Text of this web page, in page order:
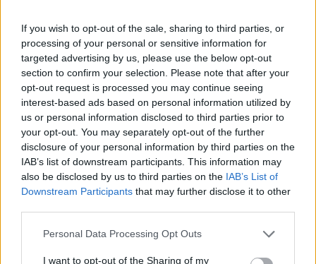
If you wish to opt-out of the sale, sharing to third parties, or
processing of your personal or sensitive information for
targeted advertising by us, please use the below opt-out
section to confirm your selection. Please note that after your
opt-out request is processed you may continue seeing
interest-based ads based on personal information utilized by
us or personal information disclosed to third parties prior to
your opt-out. You may separately opt-out of the further
disclosure of your personal information by third parties on the
IAB’s list of downstream participants. This information may
also be disclosed by us to third parties on the IAB’s List of
Downstream Participants that may further disclose it to other
Personal Data Processing Opt Outs
I want to opt-out of the Sharing of my
A gyenge második negyedéves gyorsjelentés után
csökkentette a Magyar Telekomra vonatkozó idei és jövő
évi eredményvárakozását az Equilor. Az idei évre
vonatkozó részvényenkénti eredmény-előrejelzést 3,3%-kal
45,5 Ft-ra, jövő évit pedig 7,5%-kal 47,1 Ft-ra csökkentették.
A megtermelt szabad készpénz idén részvényeként 27
forintot tehet ki a korábban már felmerült...
KEDVES OLVASÓNK!
regisztrációhoz kötött.